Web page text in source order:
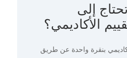
إلى
الأكاديمي؟
بنقرة واحدة عن طريق